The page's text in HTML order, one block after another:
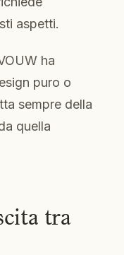
aspetti.
ha
puro o
sempre della
quella
tra